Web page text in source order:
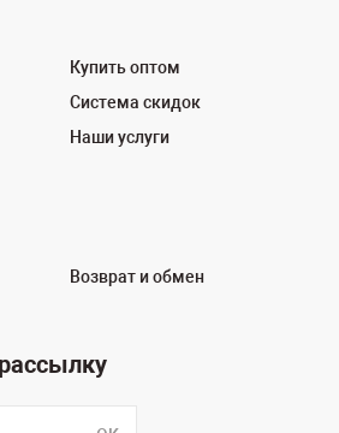
Купить оптом
Система скидок
Наши услуги
Возврат и обмен